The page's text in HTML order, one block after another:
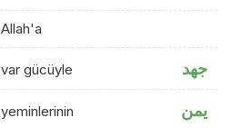
Allah'a
var gücüyle جهد
yeminlerinin يمن